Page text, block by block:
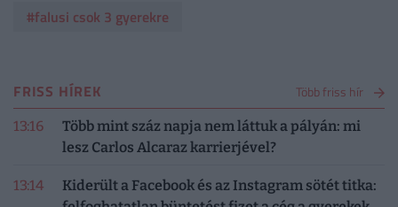
#falusi csok 3 gyerekre
FRISS HÍREK Több friss hír
13:16
Több mint száz napja nem láttuk a pályán: mi
lesz Carlos Alcaraz karrierjével?
13:14
Kiderült a Facebook és az Instagram sötét titka: